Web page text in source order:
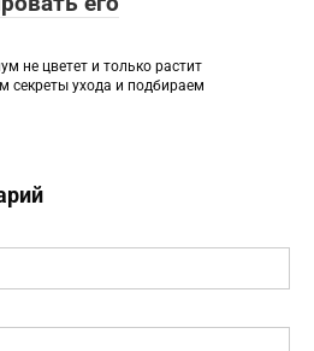
не цветет и только растит
секреты ухода и подбираем